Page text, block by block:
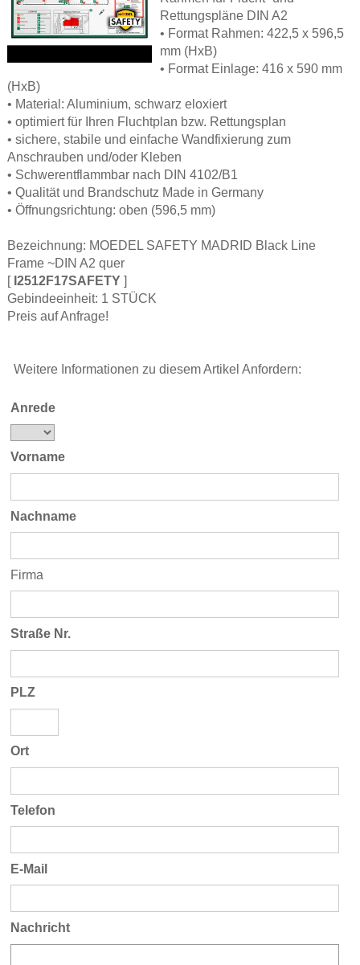
Rettungspläne DIN A2
• Format Rahmen: 422,5 x 596,5
mm (HxB)
• Format Einlage: 416 x 590 mm
(HxB)
• Material: Aluminium, schwarz eloxiert
• optimiert für Ihren Fluchtplan bzw. Rettungsplan
• sichere, stabile und einfache Wandfixierung zum
Anschrauben und/oder Kleben
• Schwerentflammbar nach DIN 4102/B1
• Qualität und Brandschutz Made in Germany
• Öffnungsrichtung: oben (596,5 mm)
Bezeichnung: MOEDEL SAFETY MADRID Black Line
Frame ~DIN A2 quer
[ I2512F17SAFETY ]
Gebindeeinheit: 1 STÜCK
Preis auf Anfrage!
Weitere Informationen zu diesem Artikel Anfordern:
Anrede
Vorname
Nachname
Firma
Straße Nr.
PLZ
Ort
Telefon
E-Mail
Nachricht